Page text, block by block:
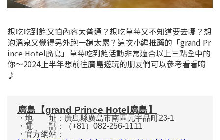
想吃吃到飽又怕內容太普通？想吃草莓又不知道要去哪？想
泡溫泉又覺得另外跑一趟太累？這次小編推薦的「grand Pr
ince Hotel廣島」草莓吃到飽活動非常適合以上三點全中的
你～2024上半年想前往廣島遊玩的朋友們可以參考看看唷
♪
廣島【grand Prince Hotel廣島】
・地 址：廣島縣廣島市南區元宇品町23-1
・電 話：（+81）082-256-1111
・官方網站：